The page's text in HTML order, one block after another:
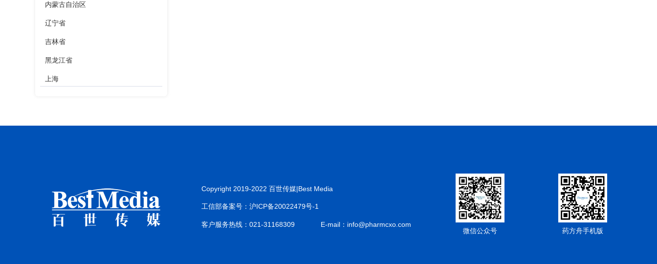
内蒙古自治区
辽宁省
吉林省
黑龙江省
上海
山东省
河南省
湖北省
Copyright 2019-2022 百世传媒|Best Media
工信部备案号：沪ICP备20022479号-1
客户服务热线：021-31168309
E-mail：info@pharmcxo.com
微信公众号
药方舟手机版